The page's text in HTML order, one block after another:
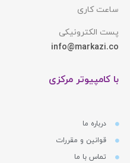
ساعت کاری
پست الکترونیکی
info@markazi.co
با کامپیوتر مرکزی
درباره ما
قوانین و مقررات
تماس با ما